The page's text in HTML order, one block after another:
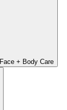
Face + Body Care